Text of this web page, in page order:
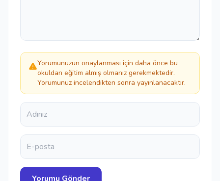
Yorumunuzun onaylanması için daha önce bu
okuldan eğitim almış olmanız gerekmektedir.
Yorumunuz incelendikten sonra yayınlanacaktır.